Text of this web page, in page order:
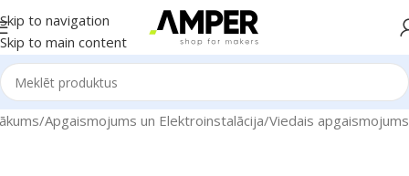
Skip to navigation
Skip to main content
/Apgaismojums un Elektroinstalācija/Viedais apgaismojums